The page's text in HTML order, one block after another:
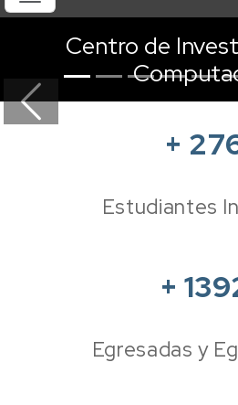
Centro de
Previous
+
Estudiantes
+
Egresadas y